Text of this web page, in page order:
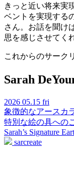
きっと近い将来実
ベントを実現する
さん。お話を聞け
思を感じさせてく
これからのサーク
Sarah
2026 05.15 fri
象徴的なアースカ
特別な絵の具への
Sarah’s Signature
sarcreate